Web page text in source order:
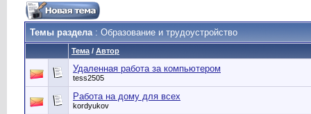
Темы раздела: Образование и трудоустройство
Тема / Автор
Удаленная работа за компьютером
tess2505
Работа на дому для всех
kordyukov